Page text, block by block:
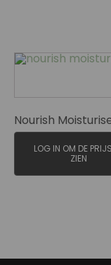
Nourish
LOG IN OM DE
ZIEN